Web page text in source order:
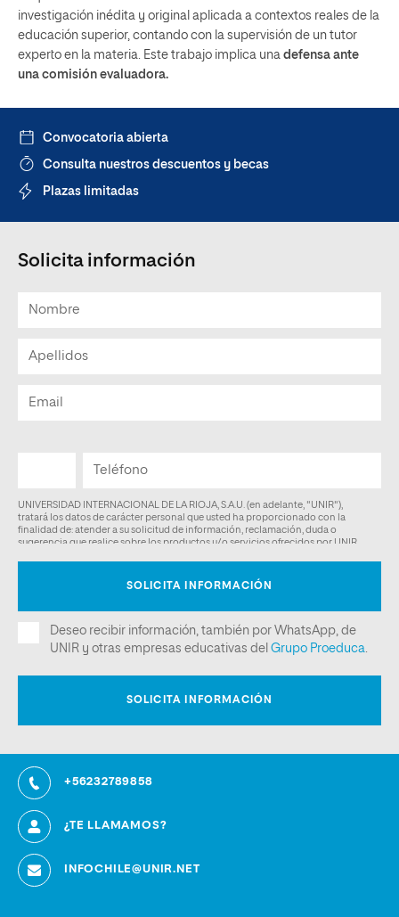
investigación inédita y original aplicada a contextos reales de la
educación superior, contando con la supervisión de un tutor
experto en la materia. Este trabajo implica una defensa ante
una comisión evaluadora.
Convocatoria abierta
Consulta nuestros descuentos y becas
Plazas limitadas
Solicita información
+56232789858
¿TE LLAMAMOS?
INFOCHILE@UNIR.NET